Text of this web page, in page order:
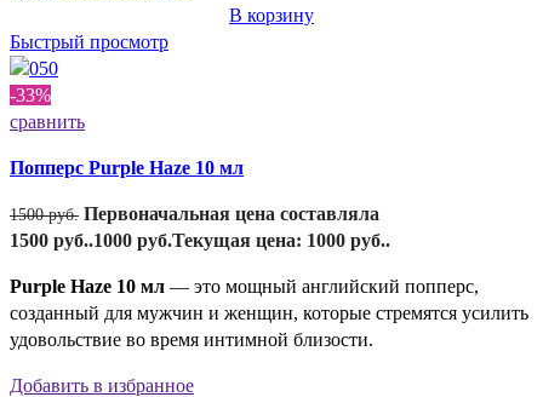
В корзину
Быстрый просмотр
-33%
сравнить
Попперс Purple Haze 10 мл
1500руб. Первоначальная цена составляла
1500 руб..1000 руб.Текущая цена: 1000 руб..
Purple Haze 10 мл — это мощный английский попперс,
созданный для мужчин и женщин, которые стремятся усилить
удовольствие во время интимной близости.
Добавить в избранное